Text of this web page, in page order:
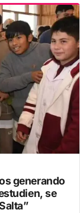
generando
se